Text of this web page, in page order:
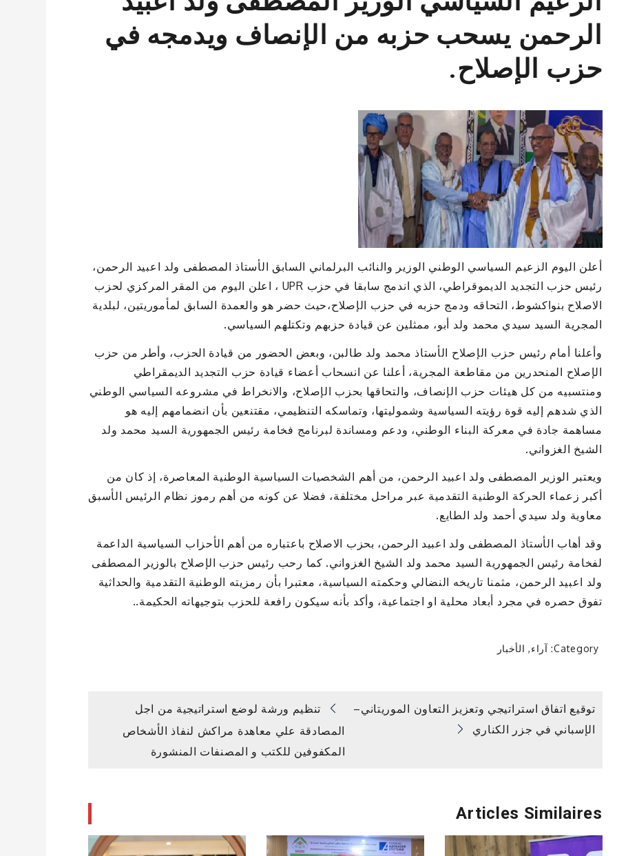
الرحمن يسحب حزبه من الإنصاف ويدمجه في
حزب الإصلاح.
أعلن اليوم الزعيم السياسي الوطني الوزير والنائب البرلماني السابق الأستاذ المصطفى ولد اعبيد الرحمن،
رئيس حزب التجديد الديموقراطي، الذي اندمج سابقا في حزب UPR ، اعلن اليوم من المقر المركزي لحزب
الاصلاح بنواكشوط، التحاقه ودمج حزبه في حزب الإصلاح،حيث حضر هو والعمدة السابق لمأموريتين، لبلدية
المجرية السيد سيدي محمد ولد أبو، ممثلين عن قيادة حزبهم وتكتلهم السياسي.
وأعلنا أمام رئيس حزب الإصلاح الأستاذ محمد ولد طالبن، وبعض الحضور من قيادة الحزب، وأطر من حزب
الإصلاح المنحدرين من مقاطعة المجرية، أعلنا عن انسحاب أعضاء قيادة حزب التجديد الديمقراطي
ومنتسبيه من كل هيئات حزب الإنصاف، والتحاقها بحزب الإصلاح، والانخراط في مشروعه السياسي الوطني
الذي شدهم إليه قوة رؤيته السياسية وشموليتها، وتماسكه التنظيمي، مقتنعين بأن انضمامهم إليه هو
مساهمة جادة في معركة البناء الوطني، ودعم ومساندة لبرنامج فخامة رئيس الجمهورية السيد محمد ولد
الشيخ الغزواني.
ويعتبر الوزير المصطفى ولد اعبيد الرحمن، من أهم الشخصيات السياسية الوطنية المعاصرة، إذ كان من
أكبر زعماء الحركة الوطنية التقدمية عبر مراحل مختلفة، فضلا عن كونه من أهم رموز نظام الرئيس الأسبق
معاوية ولد سيدي أحمد ولد الطايع.
وقد أهاب الأستاذ المصطفى ولد اعبيد الرحمن، بحزب الاصلاح باعتباره من أهم الأحزاب السياسية الداعمة
لفخامة رئيس الجمهورية السيد محمد ولد الشيخ الغزواني. كما رحب رئيس حزب الإصلاح بالوزير المصطفى
ولد اعبيد الرحمن، مثمنا تاريخه النضالي وحكمته السياسية، معتبرا بأن رمزيته الوطنية التقدمية والحداثية
تفوق حصره في مجرد أبعاد محلية او اجتماعية، وأكد بأنه سيكون رافعة للحزب بتوجيهاته الحكيمة..
Category: آراء, الأخبار
تصفّح
تنظيم ورشة لوضع استراتيجية من اجل
المصادقة علي معاهدة مراكش لنفاذ الأشخاص
المكفوفين للكتب و المصنفات المنشورة
توقيع اتفاق استراتيجي وتعزيز التعاون الموريتاني–
الإسباني في جزر الكناري
Articles Similaires